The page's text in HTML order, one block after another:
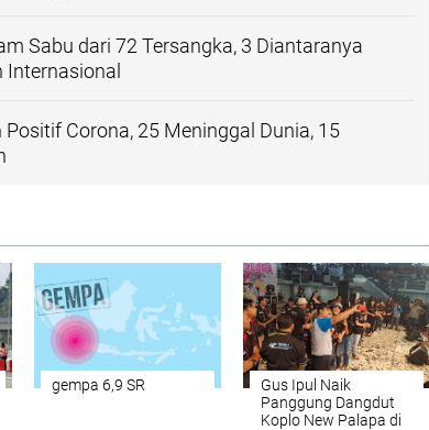
Sabu dari 72 Tersangka, 3 Diantaranya
Positif Corona, 25 Meninggal Dunia, 15
gempa 6,9 SR
Gus Ipul Naik
Panggung Dangdut
Koplo New Palapa di